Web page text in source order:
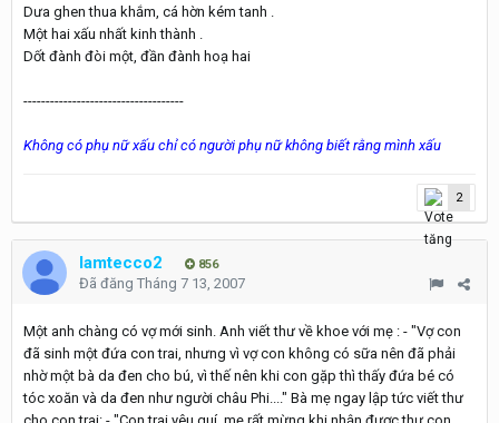
Dưa ghen thua khắm, cá hờn kém tanh .
Một hai xấu nhất kinh thành .
Dốt đành đòi một, đần đành hoạ hai
------------------------------------
Không có phụ nữ xấu chỉ có người phụ nữ không biết rằng mình xấu
2
lamtecco2 856
Đã đăng Tháng 7 13, 2007
Một anh chàng có vợ mới sinh. Anh viết thư về khoe với mẹ : - "Vợ con
đã sinh một đứa con trai, nhưng vì vợ con không có sữa nên đã phải
nhờ một bà da đen cho bú, vì thế nên khi con gặp thì thấy đứa bé có
tóc xoăn và da đen như người châu Phi...." Bà mẹ ngay lập tức viết thư